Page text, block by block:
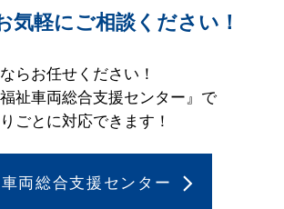
気軽にご相談ください！
らお任せください！
祉車両総合支援センター』で
ごとに対応できます！
両総合支援センター